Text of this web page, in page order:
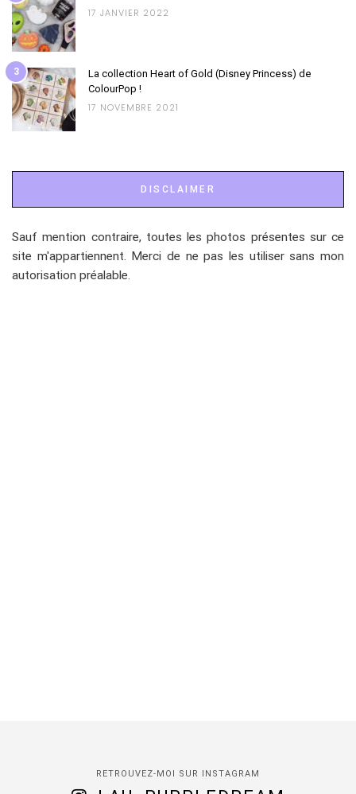
17 JANVIER 2022
3
La collection Heart of Gold (Disney Princess) de
ColourPop !
17 NOVEMBRE 2021
DISCLAIMER
Sauf mention contraire, toutes les photos présentes sur ce
site m'appartiennent. Merci de ne pas les utiliser sans mon
autorisation préalable.
RETROUVEZ-MOI SUR INSTAGRAM